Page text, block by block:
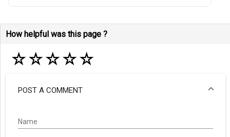
How helpful was this page ?
☆☆☆☆☆
POST A COMMENT
Name